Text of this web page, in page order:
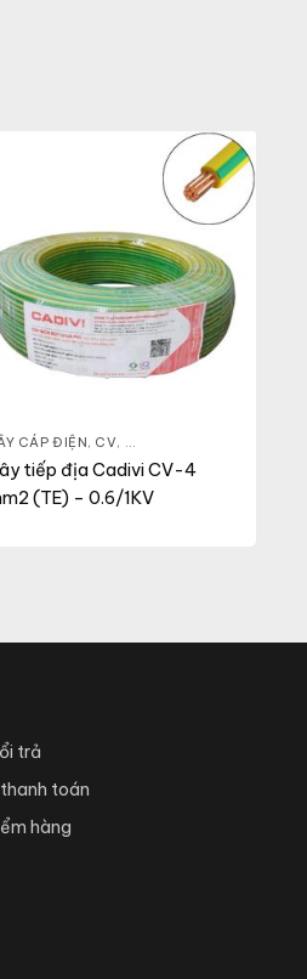
CÁP ĐIỆN, CV,
tiếp địa Cadivi CV-4
(TE) – 0.6/1KV
trả
toán
hàng